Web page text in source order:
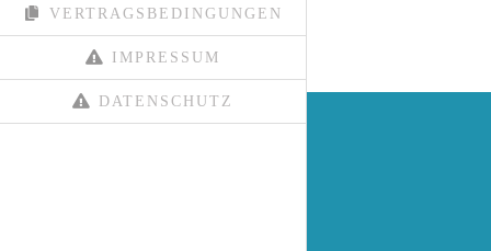
VERTRAGSBEDINGUNGEN
IMPRESSUM
DATENSCHUTZ